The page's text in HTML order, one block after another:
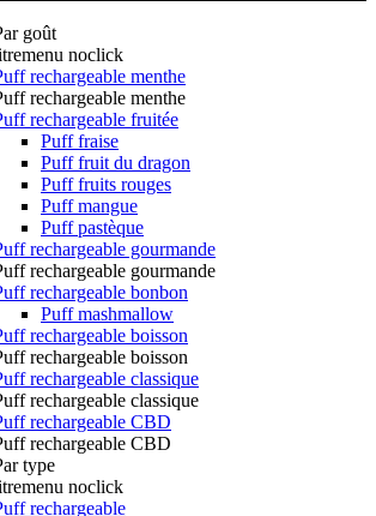
goût
noclick
rechargeable menthe
rechargeable menthe
rechargeable fruitée
Puff fraise
Puff fruit du dragon
Puff fruits rouges
Puff mangue
Puff pastèque
rechargeable gourmande
rechargeable gourmande
rechargeable bonbon
Puff mashmallow
rechargeable boisson
rechargeable boisson
rechargeable classique
rechargeable classique
rechargeable CBD
rechargeable CBD
type
noclick
rechargeable